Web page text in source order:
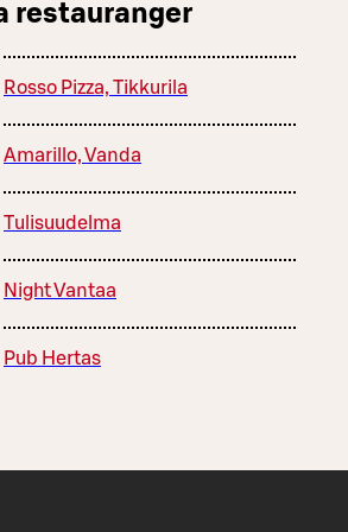
restauranger
Rosso Pizza, Tikkurila
Amarillo, Vanda
Tulisuudelma
Night Vantaa
Pub Hertas